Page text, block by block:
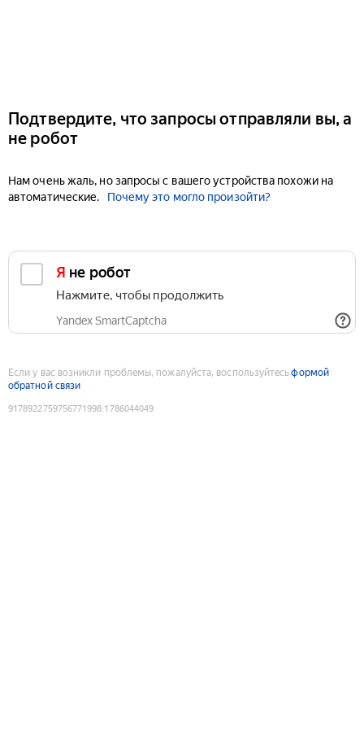
Подтвердите, что запросы отправляли вы, а
не робот
Нам очень жаль, но запросы с вашего устройства похожи на
автоматические.
Почему это могло произойти?
Я не робот
Нажмите, чтобы продолжить
Yandex SmartCaptcha
Если у вас возникли проблемы, пожалуйста, воспользуйтесьформой
обратной связи
9178922759756771998:1786044049